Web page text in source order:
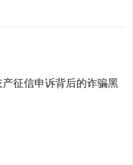
征信申诉背后的诈骗黑